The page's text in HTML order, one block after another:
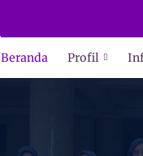
Beranda Profil